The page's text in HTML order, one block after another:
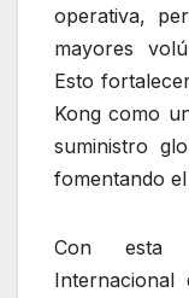
operativa,
mayores
Esto
Kong como
suministro
fomentando
Con esta
Internacional